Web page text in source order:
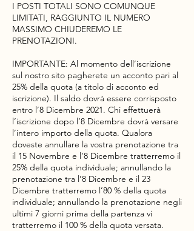
I POSTI TOTALI SONO COMUNQUE
LIMITATI, RAGGIUNTO IL NUMERO
MASSIMO CHIUDEREMO LE
PRENOTAZIONI.
IMPORTANTE: Al momento dell’iscrizione
sul nostro sito pagherete un acconto pari al
25% della quota (a titolo di acconto ed
iscrizione). Il saldo dovrà essere corrisposto
entro l’8 Dicembre 2021. Chi effettuerà
l’iscrizione dopo l’8 Dicembre dovrà versare
l’intero importo della quota. Qualora
doveste annullare la vostra prenotazione tra
il 15 Novembre e l’8 Dicembre tratterremo il
25% della quota individuale; annullando la
prenotazione tra l’8 Dicembre e il 23
Dicembre tratterremo l’80 % della quota
individuale; annullando la prenotazione negli
ultimi 7 giorni prima della partenza vi
tratterremo il 100 % della quota versata.